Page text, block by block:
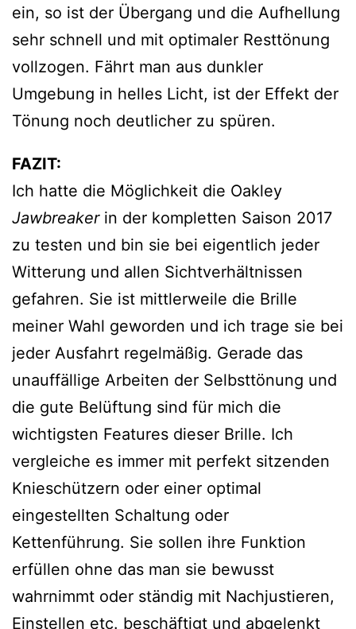
ein, so ist der Übergang und die Aufhellung
sehr schnell und mit optimaler Resttönung
vollzogen. Fährt man aus dunkler
Umgebung in helles Licht, ist der Effekt der
Tönung noch deutlicher zu spüren.
FAZIT:
Ich hatte die Möglichkeit die Oakley
Jawbreakerin der kompletten Saison 2017
zu testen und bin sie bei eigentlich jeder
Witterung und allen Sichtverhältnissen
gefahren. Sie ist mittlerweile die Brille
meiner Wahl geworden und ich trage sie bei
jeder Ausfahrt regelmäßig. Gerade das
unauffällige Arbeiten der Selbsttönung und
die gute Belüftung sind für mich die
wichtigsten Features dieser Brille. Ich
vergleiche es immer mit perfekt sitzenden
Knieschützern oder einer optimal
eingestellten Schaltung oder
Kettenführung. Sie sollen ihre Funktion
erfüllen ohne das man sie bewusst
wahrnimmt oder ständig mit Nachjustieren,
Einstellen etc. beschäftigt und abgelenkt